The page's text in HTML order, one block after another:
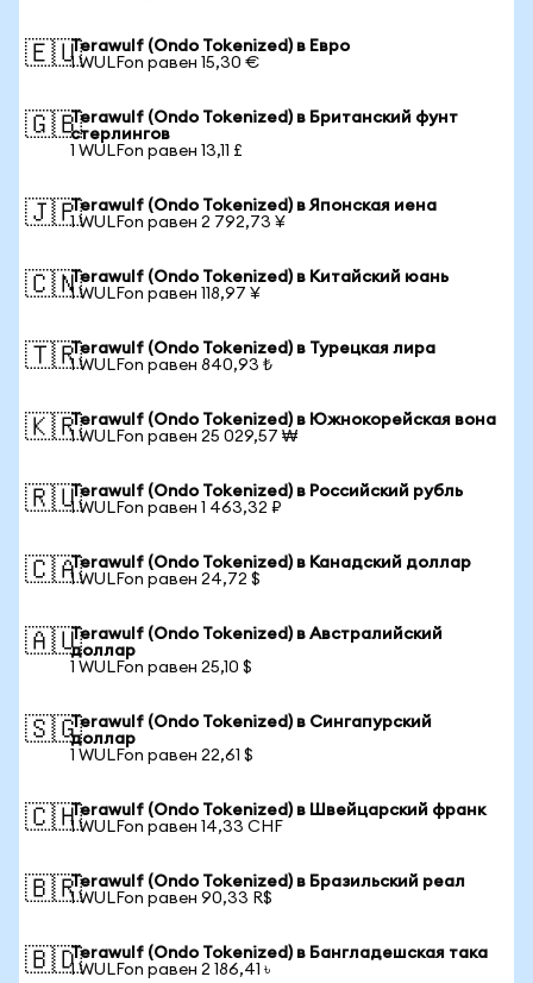
🇪🇺Terawulf (Ondo Tokenized) в Евро
1 WULFon равен 15,30 €
🇬🇧Terawulf (Ondo Tokenized) в Британский фунт
стерлингов
1 WULFon равен 13,11 £
🇯🇵Terawulf (Ondo Tokenized) в Японская иена
1 WULFon равен 2 792,73 ¥
🇨🇳Terawulf (Ondo Tokenized) в Китайский юань
1 WULFon равен 118,97 ¥
🇹🇷Terawulf (Ondo Tokenized) в Турецкая лира
1 WULFon равен 840,93 ₺
🇰🇷Terawulf (Ondo Tokenized) в Южнокорейская вона
1 WULFon равен 25 029,57 ₩
🇷🇺Terawulf (Ondo Tokenized) в Российский рубль
1 WULFon равен 1 463,32 ₽
🇨🇦Terawulf (Ondo Tokenized) в Канадский доллар
1 WULFon равен 24,72 $
🇦🇺Terawulf (Ondo Tokenized) в Австралийский
доллар
1 WULFon равен 25,10 $
🇸🇬Terawulf (Ondo Tokenized) в Сингапурский
доллар
1 WULFon равен 22,61 $
🇨🇭Terawulf (Ondo Tokenized) в Швейцарский франк
1 WULFon равен 14,33 CHF
🇧🇷Terawulf (Ondo Tokenized) в Бразильский реал
1 WULFon равен 90,33 R$
🇧🇩Terawulf (Ondo Tokenized) в Бангладешская така
1 WULFon равен 2 186,41 ৳